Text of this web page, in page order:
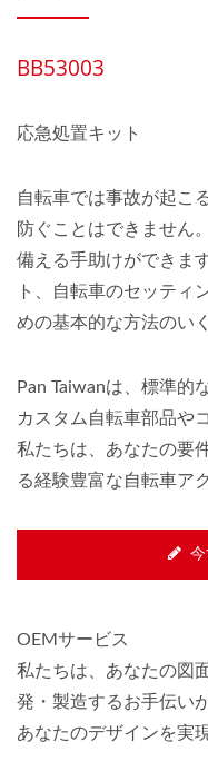
BB53003
応急処置キット
自転車では事故が起こ
防ぐことはできません
備える手助けができま
ト、自転車のセッティ
めの基本的な方法のい
Pan Taiwanは、標準的
カスタム自転車部品や
私たちは、あなたの要
る経験豊富な自転車ア
OEMサービス
私たちは、あなたの図
発・製造するお手伝い
あなたのデザインを実